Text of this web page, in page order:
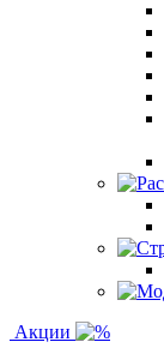
Акции